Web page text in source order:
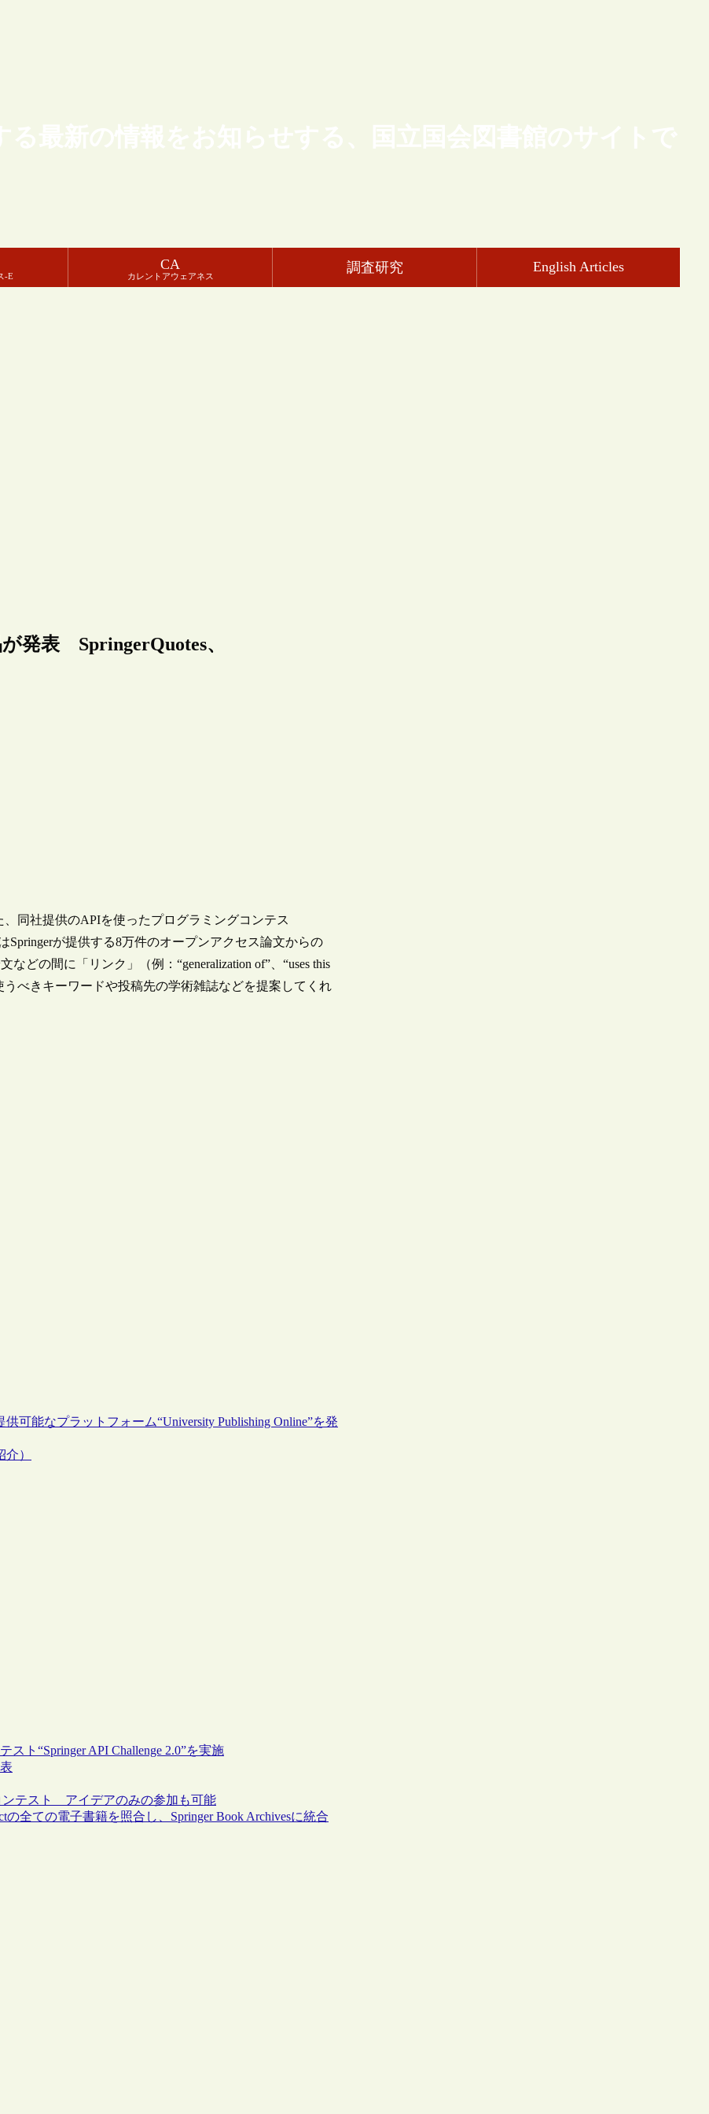
る最新の情報をお知らせする、国立国会図書館のサイトで
-E
CA
カレントアウェアネス
調査研究 English Articles
発表 SpringerQuotes、
、同社提供のAPIを使ったプログラミングコンテス
Springerが提供する8万件のオープンアクセス論文からの
などの間に「リンク」（例：“generalization of”、“uses this
うべきキーワードや投稿先の学術雑誌などを提案してくれ
可能なプラットフォーム“University Publishing Online”を発
）
ト“Springer API Challenge 2.0”を実施
ンテスト アイデアのみの参加も可能
の全ての電子書籍を照合し、Springer Book Archivesに統合